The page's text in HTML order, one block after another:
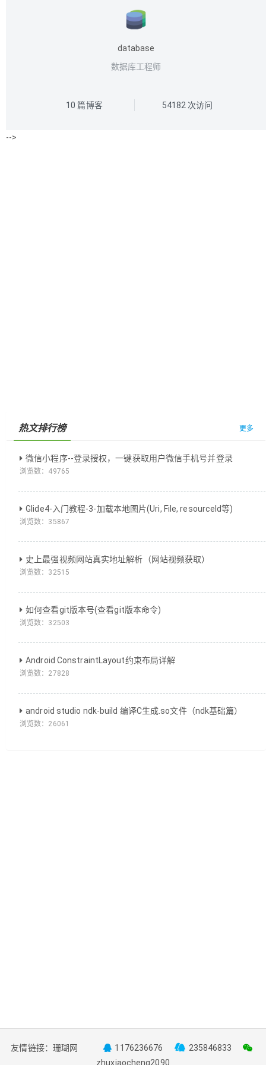
database
数据库工程师
10 篇博客 54182 次访问
-->
热文排行榜 更多
微信小程序--登录授权，一键获取用户微信手机号并登录
浏览数： 49765
Glide4-入门教程-3-加载本地图片(Uri, File, resourceId等)
浏览数： 35867
史上最强视频网站真实地址解析（网站视频获取）
浏览数： 32515
如何查看git版本号(查看git版本命令)
浏览数： 32503
Android ConstraintLayout约束布局详解
浏览数： 27828
android studio ndk-build 编译C生成.so文件（ndk基础篇）
浏览数： 26061
友情链接： 珊瑚网 1176236676
235846833
zhuxiaocheng2090